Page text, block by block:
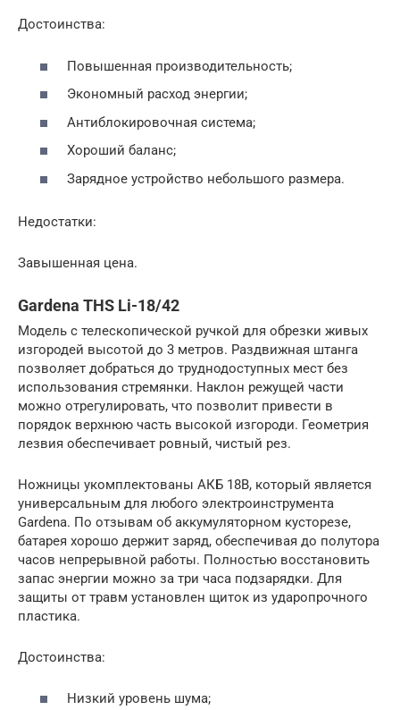
Достоинства:
Повышенная производительность;
Экономный расход энергии;
Антиблокировочная система;
Хороший баланс;
Зарядное устройство небольшого размера.
Недостатки:
Завышенная цена.
Gardena THS Li-18/42
Модель с телескопической ручкой для обрезки живых
изгородей высотой до 3 метров. Раздвижная штанга
позволяет добраться до труднодоступных мест без
использования стремянки. Наклон режущей части
можно отрегулировать, что позволит привести в
порядок верхнюю часть высокой изгороди. Геометрия
лезвия обеспечивает ровный, чистый рез.
Ножницы укомплектованы АКБ 18В, который является
универсальным для любого электроинструмента
Gardena. По отзывам об аккумуляторном кусторезе,
батарея хорошо держит заряд, обеспечивая до полутора
часов непрерывной работы. Полностью восстановить
запас энергии можно за три часа подзарядки. Для
защиты от травм установлен щиток из ударопрочного
пластика.
Достоинства:
Низкий уровень шума;